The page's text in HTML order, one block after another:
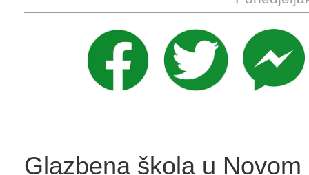
Glazbena škola u